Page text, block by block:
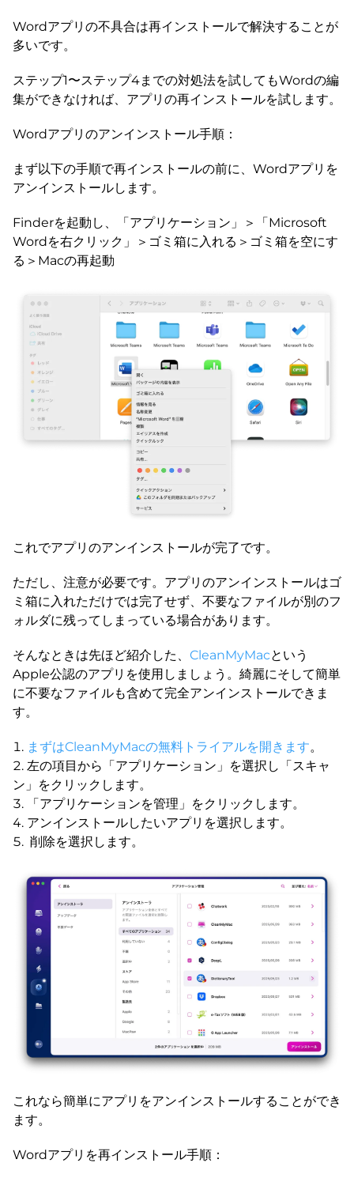
Wordアプリの不具合は再インストールで解決することが
多いです。
ステップ1〜ステップ4までの対処法を試してもWordの編
集ができなければ、アプリの再インストールを試します。
Wordアプリのアンインストール手順：
まず以下の手順で再インストールの前に、Wordアプリを
アンインストールします。
Finderを起動し、「アプリケーション」＞「Microsoft
Wordを右クリック」＞ゴミ箱に入れる＞ゴミ箱を空にす
る＞Macの再起動
これでアプリのアンインストールが完了です。
ただし、注意が必要です。アプリのアンインストールはゴ
ミ箱に入れただけでは完了せず、不要なファイルが別のフ
ォルダに残ってしまっている場合があります。
そんなときは先ほど紹介した、 CleanMyMacという
Apple公認のアプリを使用しましょう。綺麗にそして簡単
に不要なファイルも含めて完全アンインストールできま
す。
まずはCleanMyMacの無料トライアルを開きます。
左の項目から「アプリケーション」を選択し「スキャ
ン」をクリックします。
「アプリケーションを管理」をクリックします。
アンインストールしたいアプリを選択します。
削除を選択します。
これなら簡単にアプリをアンインストールすることができ
ます。
Wordアプリを再インストール手順：